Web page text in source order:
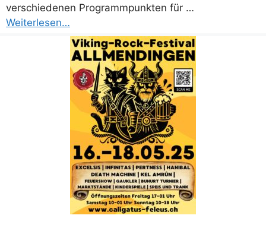
verschiedenen Programmpunkten für …
Weiterlesen…